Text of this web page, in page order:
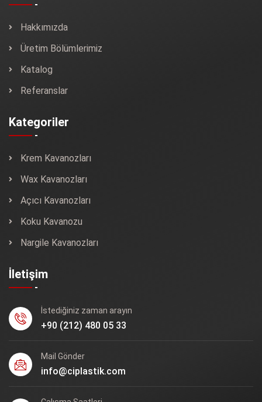
Hakkımızda
Üretim Bölümlerimiz
Katalog
Referanslar
Kategoriler
Krem Kavanozları
Wax Kavanozları
Açıcı Kavanozları
Koku Kavanozu
Nargile Kavanozları
İletişim
İstediğiniz zaman arayın
+90 (212) 480 05 33
Mail Gönder
info@ciplastik.com